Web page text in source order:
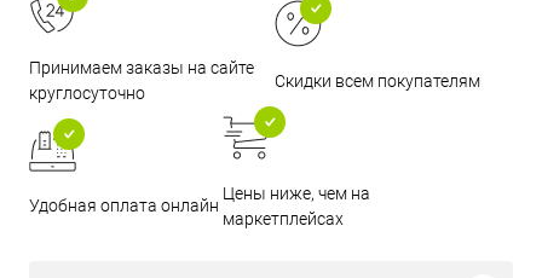
Принимаем заказы на сайте
круглосуточно
Скидки всем покупателям
Удобная оплата онлайн
Цены ниже, чем на
маркетплейсах